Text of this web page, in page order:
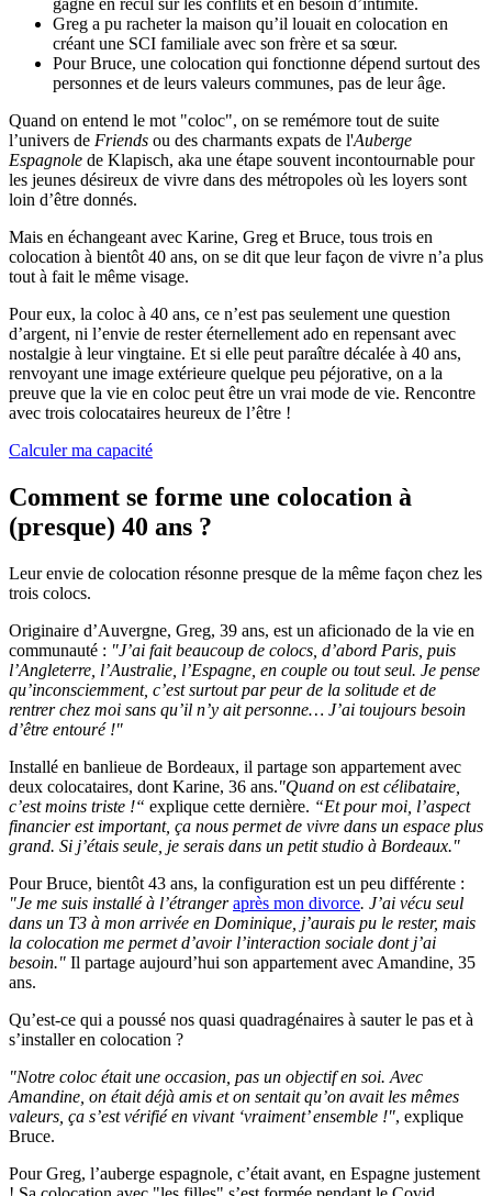
gagné en recul sur les conflits et en besoin d’intimité.
Greg a pu racheter la maison qu’il louait en colocation en
créant une SCI familiale avec son frère et sa sœur.
Pour Bruce, une colocation qui fonctionne dépend surtout des
personnes et de leurs valeurs communes, pas de leur âge.
Quand on entend le mot "coloc", on se remémore tout de suite
l’univers de Friends ou des charmants expats de l'Auberge
Espagnole de Klapisch, aka une étape souvent incontournable pour
les jeunes désireux de vivre dans des métropoles où les loyers sont
loin d’être donnés.
Mais en échangeant avec Karine, Greg et Bruce, tous trois en
colocation à bientôt 40 ans, on se dit que leur façon de vivre n’a plus
tout à fait le même visage.
Pour eux, la coloc à 40 ans, ce n’est pas seulement une question
d’argent, ni l’envie de rester éternellement ado en repensant avec
nostalgie à leur vingtaine. Et si elle peut paraître décalée à 40 ans,
renvoyant une image extérieure quelque peu péjorative, on a la
preuve que la vie en coloc peut être un vrai mode de vie. Rencontre
avec trois colocataires heureux de l’être !
Calculer ma capacité
Comment se forme une colocation à
(presque) 40 ans ?
Leur envie de colocation résonne presque de la même façon chez les
trois colocs.
Originaire d’Auvergne, Greg, 39 ans, est un aficionado de la vie en
communauté : "J’ai fait beaucoup de colocs, d’abord Paris, puis
l’Angleterre, l’Australie, l’Espagne, en couple ou tout seul. Je pense
qu’inconsciemment, c’est surtout par peur de la solitude et de
rentrer chez moi sans qu’il n’y ait personne… J’ai toujours besoin
d’être entouré !"
Installé en banlieue de Bordeaux, il partage son appartement avec
deux colocataires, dont Karine, 36 ans."Quand on est célibataire,
c’est moins triste !“ explique cette dernière. “Et pour moi, l’aspect
financier est important, ça nous permet de vivre dans un espace plus
grand. Si j’étais seule, je serais dans un petit studio à Bordeaux."
Pour Bruce, bientôt 43 ans, la configuration est un peu différente :
"Je me suis installé à l’étrangeraprès mon divorce. J’ai vécu seul
dans un T3 à mon arrivée en Dominique, j’aurais pu le rester, mais
la colocation me permet d’avoir l’interaction sociale dont j’ai
besoin." Il partage aujourd’hui son appartement avec Amandine, 35
ans.
Qu’est-ce qui a poussé nos quasi quadragénaires à sauter le pas et à
s’installer en colocation ?
"Notre coloc était une occasion, pas un objectif en soi. Avec
Amandine, on était déjà amis et on sentait qu’on avait les mêmes
valeurs, ça s’est vérifié en vivant ‘vraiment’ ensemble !", explique
Bruce.
Pour Greg, l’auberge espagnole, c’était avant, en Espagne justement